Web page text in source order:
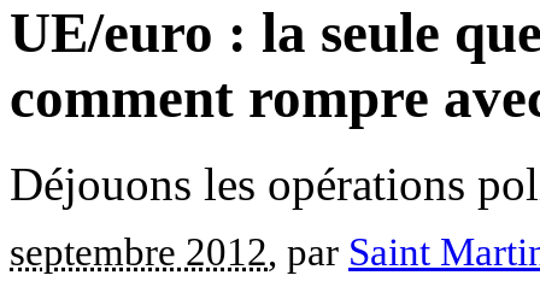
UE/euro : la seule
comment rompre
Déjouons les opérations
septembre 2012, par Saint